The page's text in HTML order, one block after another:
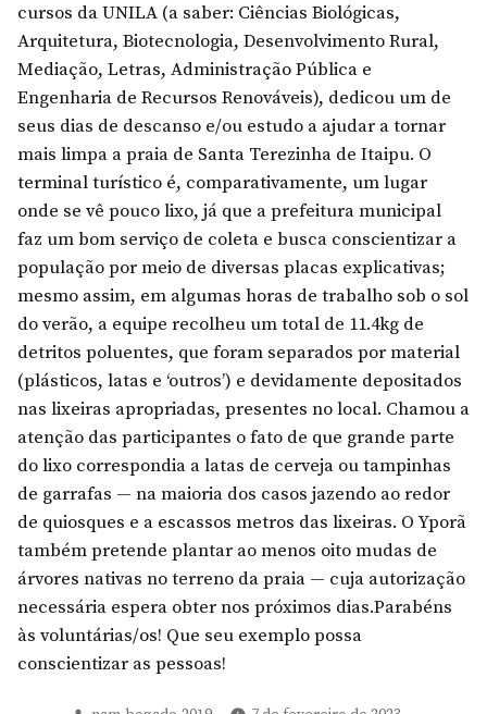
cursos da UNILA (a saber: Ciências Biológicas,
Arquitetura, Biotecnologia, Desenvolvimento Rural,
Mediação, Letras, Administração Pública e
Engenharia de Recursos Renováveis), dedicou um de
seus dias de descanso e/ou estudo a ajudar a tornar
mais limpa a praia de Santa Terezinha de Itaipu. O
terminal turístico é, comparativamente, um lugar
onde se vê pouco lixo, já que a prefeitura municipal
faz um bom serviço de coleta e busca conscientizar a
população por meio de diversas placas explicativas;
mesmo assim, em algumas horas de trabalho sob o sol
do verão, a equipe recolheu um total de 11.4kg de
detritos poluentes, que foram separados por material
(plásticos, latas e ‘outros’) e devidamente depositados
nas lixeiras apropriadas, presentes no local. Chamou a
atenção das participantes o fato de que grande parte
do lixo correspondia a latas de cerveja ou tampinhas
de garrafas — na maioria dos casos jazendo ao redor
de quiosques e a escassos metros das lixeiras. O Yporã
também pretende plantar ao menos oito mudas de
árvores nativas no terreno da praia — cuja autorização
necessária espera obter nos próximos dias.Parabéns
às voluntárias/os! Que seu exemplo possa
conscientizar as pessoas!